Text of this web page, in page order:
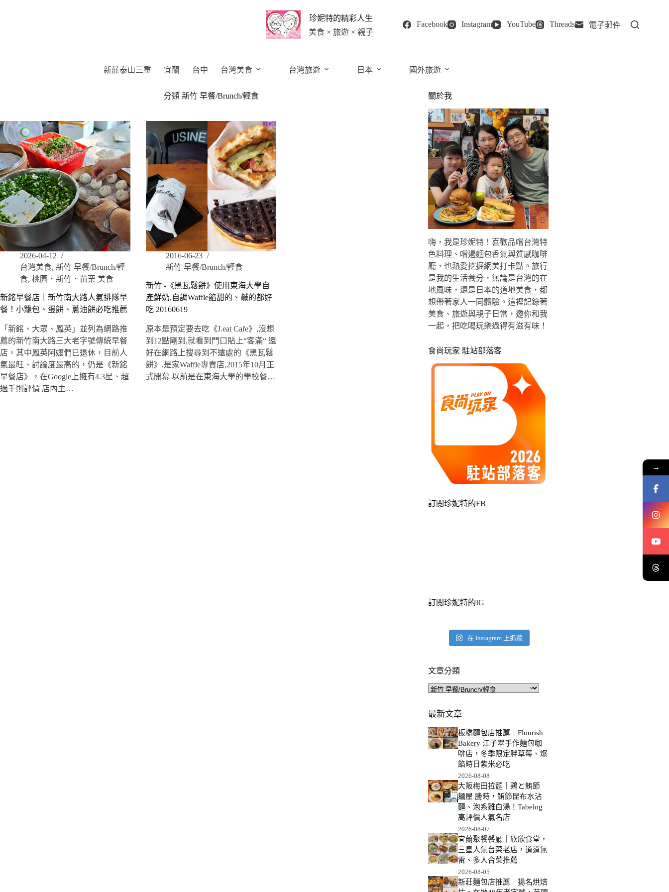
珍妮特的精彩人生
美食 × 旅遊 × 親子
Facebook Instagram YouTube Threads 電子郵件
新莊泰山三重 宜蘭 台中 台灣美食 台灣旅遊 日本 國外旅遊
分類 新竹 早餐/Brunch/輕食
2026-04-12
台灣美食, 新竹 早餐/Brunch/輕
食, 桃園．新竹．苗栗 美食
新銘早餐店｜新竹南大路人氣排隊早
餐！小籠包、蛋餅、蔥油餅必吃推薦
「新銘、大眾、鳳英」並列為網路推
薦的新竹南大路三大老字號傳統早餐
店，其中鳳英阿嬤們已退休，目前人
氣最旺、討論度最高的，仍是《新銘
早餐店》，在Google上擁有4.3星、超
過千則評價 店內主…
2016-06-23
新竹 早餐/Brunch/輕食
新竹 -《黑瓦鬆餅》使用東海大學自
產鮮奶,自調Waffle餡甜的、鹹的都好
吃 20160619
原本是預定要去吃《J.eat Cafe》,沒想
到12點剛到,就看到門口貼上“客滿“ 還
好在網路上搜尋到不遠處的《黑瓦鬆
餅》,是家Waffle專賣店,2015年10月正
式開幕 以前是在東海大學的學校餐…
關於我
嗨，我是珍妮特！喜歡品嚐台灣特
色料理、嚐遍麵包香氣與質感咖啡
廳，也熱愛挖掘網美打卡點。旅行
是我的生活養分，無論是台灣的在
地風味，還是日本的道地美食，都
想帶著家人一同體驗。這裡記錄著
美食、旅遊與親子日常，邀你和我
一起，把吃喝玩樂過得有滋有味！
食尚玩家 駐站部落客
訂閱珍妮特的FB
訂閱珍妮特的IG
在 Instagram 上追蹤
文章分類
文
分
類
最新文章
板橋麵包店推薦｜Flourish
Bakery 江子翠手作麵包咖
啡店，冬季限定胖草莓、爆
餡時日紫米必吃
2026-08-08
大阪梅田拉麵｜鶏と鮪節
麺屋 勝時，鮪節昆布水沾
麵、泡系雞白湯！Tabelog
高評價人氣名店
2026-08-07
宜蘭聚餐餐廳｜欣欣食堂，
三星人氣台菜老店，道道無
雷、多人合菜推薦
2026-08-05
新莊麵包店推薦｜揚名烘焙
→